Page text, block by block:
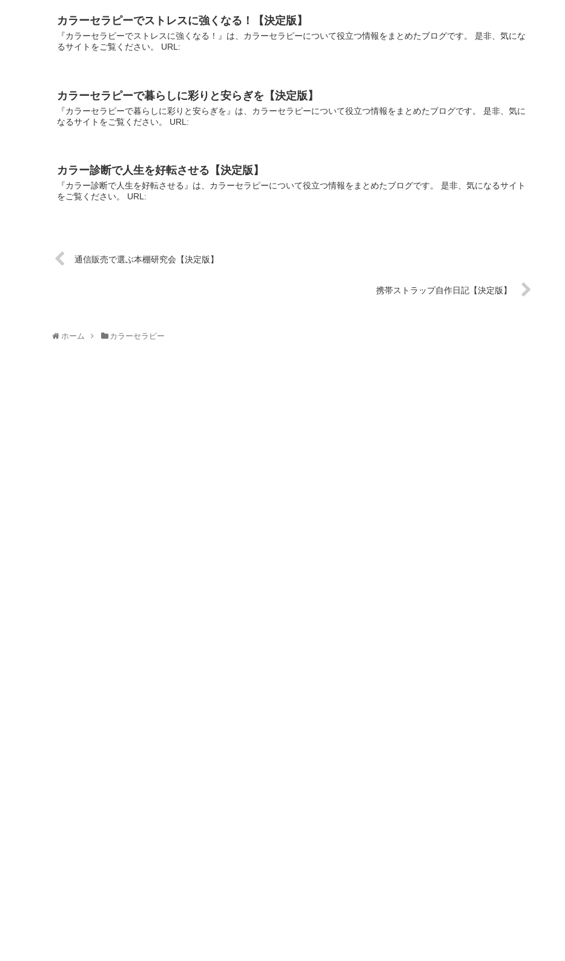
カラーセラピーでストレスに強くなる！【決定版】
『カラーセラピーでストレスに強くなる！』は、カラーセラピーについて役立つ情報をまとめたブログです。 是非、気にな
るサイトをご覧ください。 URL:
カラーセラピーで暮らしに彩りと安らぎを【決定版】
『カラーセラピーで暮らしに彩りと安らぎを』は、カラーセラピーについて役立つ情報をまとめたブログです。 是非、気に
なるサイトをご覧ください。 URL:
カラー診断で人生を好転させる【決定版】
『カラー診断で人生を好転させる』は、カラーセラピーについて役立つ情報をまとめたブログです。 是非、気になるサイト
をご覧ください。 URL:
通信販売で選ぶ本棚研究会【決定版】
携帯ストラップ自作日記【決定版】
ホーム カラーセラピー